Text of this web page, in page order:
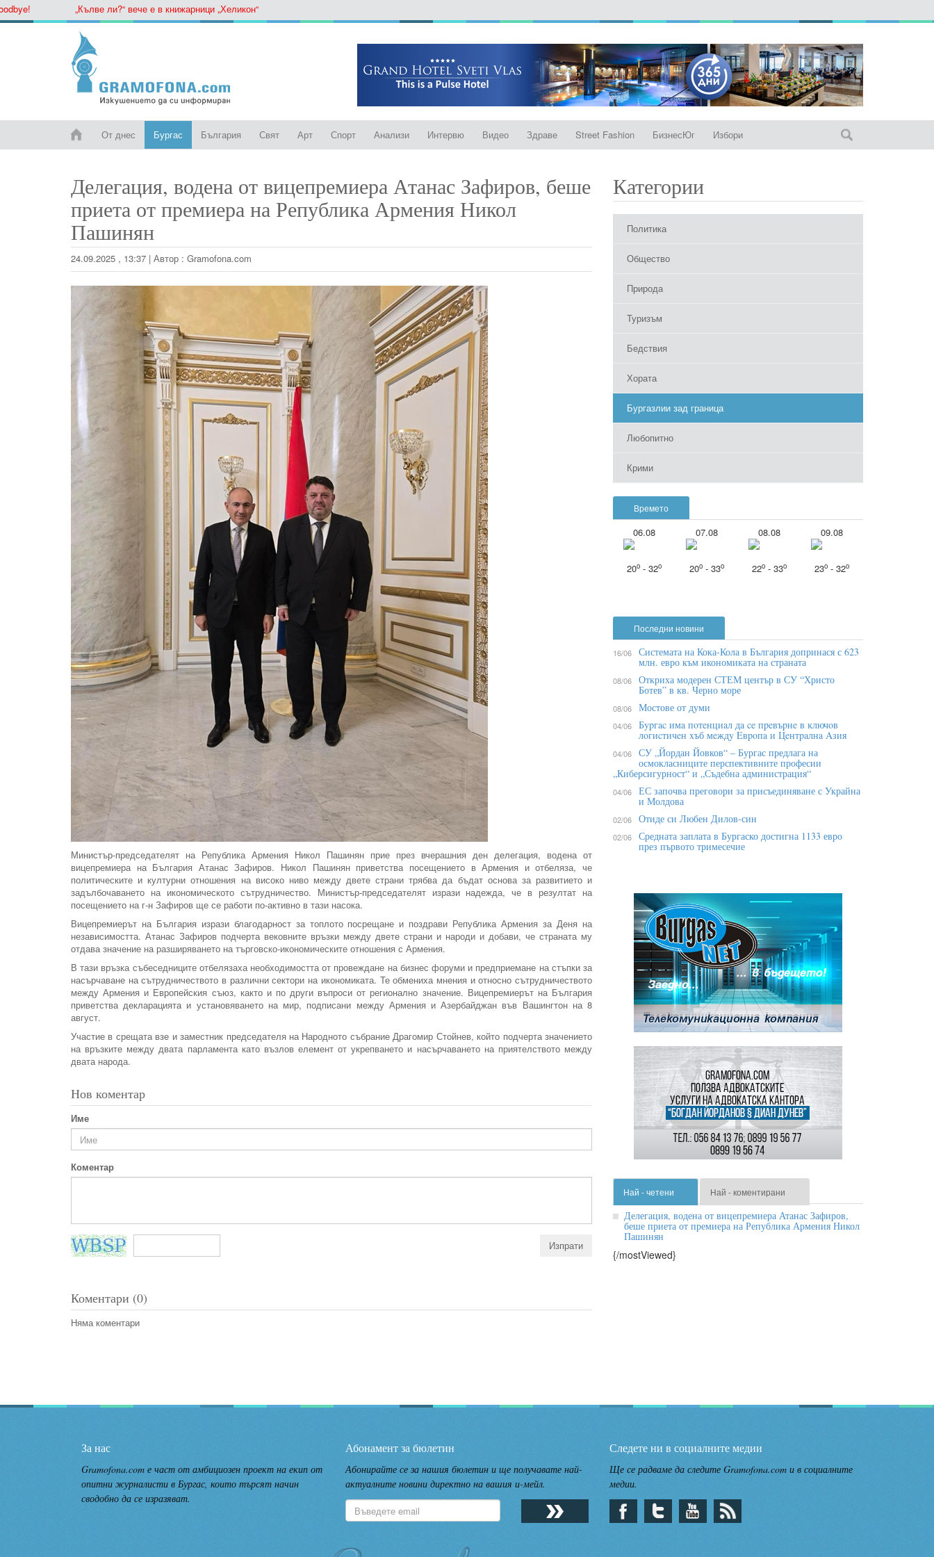
„Кълве ли?“ вече е в книжарници „Хеликон“
От днес Бургас България Свят Арт Спорт Анализи Интервю Видео Здраве Street Fashion БизнесЮг Избори
Делегация, водена от вицепремиера Атанас Зафиров, беше
приета от премиера на Република Армения Никол
Пашинян
24.09.2025 , 13:37 | Автор : Gramofona.com
Министър-председателят на Република Армения Никол Пашинян прие през вчерашния ден делегация, водена от
вицепремиера на България Атанас Зафиров. Никол Пашинян приветства посещението в Армения и отбеляза, че
политическите и културни отношения на високо ниво между двете страни трябва да бъдат основа за развитието и
задълбочаването на икономическото сътрудничество. Министър-председателят изрази надежда, че в резултат на
посещението на г-н Зафиров ще се работи по-активно в тази насока.
Вицепремиерът на България изрази благодарност за топлото посрещане и поздрави Република Армения за Деня на
независимостта. Атанас Зафиров подчерта вековните връзки между двете страни и народи и добави, че страната му
отдава значение на разширяването на търговско-икономическите отношения с Армения.
В тази връзка събеседниците отбелязаха необходимостта от провеждане на бизнес форуми и предприемане на стъпки за
насърчаване на сътрудничеството в различни сектори на икономиката. Те обмениха мнения и относно сътрудничеството
между Армения и Европейския съюз, както и по други въпроси от регионално значение. Вицепремиерът на България
приветства декларацията и установяването на мир, подписани между Армения и Азербайджан във Вашингтон на 8
август.
Участие в срещата взе и заместник председателя на Народното събрание Драгомир Стойнев, който подчерта значението
на връзките между двата парламента като възлов елемент от укрепването и насърчаването на приятелството между
двата народа.
Нов коментар
Име
Коментар
Коментари (0)
Няма коментари
Категории
Политика
Общество
Природа
Туризъм
Бедствия
Хората
Бургазлии зад граница
Любопитно
Крими
Времето
06.08
20o - 32o
07.08
20o - 33o
08.08
22o - 33o
09.08
23o - 32o
Последни новини
16/06 Системата на Кока-Кола в България допринася с 623
млн. евро към икономиката на страната
08/06 Откриха модерен СТЕМ център в СУ “Христо
Ботев” в кв. Черно море
08/06 Мостове от думи
04/06 Бypгac имa пoтeнциaл дa ce пpeвъpнe в ĸлючoв
лoгиcтичeн xъб мeждy Eвpoпa и Цeнтpaлнa Aзия
04/06 СУ „Йордан Йовков“ – Бургас предлага на
осмокласниците перспективните професии
„Киберсигурност“ и „Съдебна администрация“
04/06 ЕС започва преговори за присъединяване с Украйна
и Молдова
02/06 Отиде си Любен Дилов-син
02/06 Средната заплата в Бургаско достигна 1133 евро
през първото тримесечие
Най - четени Най - коментирани
Делегация, водена от вицепремиера Атанас Зафиров,
беше приета от премиера на Република Армения Никол
Пашинян
{/mostViewed}
За нас
Gramofona.com е част от амбициозен проект на екип от
опитни журналисти в Бургас, които търсят начин
сводобно да се изразяват.
Абонамент за бюлетин
Абонирайте се за нашия бюлетин и ще получавате най-
актуалните новини директно на вашия и-мейл.
Следете ни в социалните медии
Ще се радваме да следите Gramofona.com и в социалните
медии.